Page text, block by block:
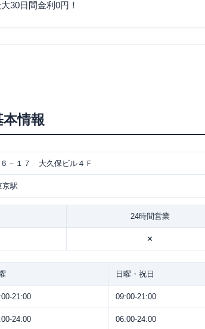
30日間金利0円！
本情報
－１７ 大久保ビル４Ｆ
京駅
24時間営業
✕
日曜・祝日
21:00 09:00-21:00
24:00 06:00-24:00